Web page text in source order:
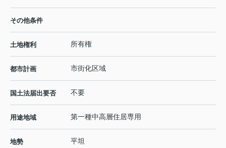
その他条件
土地権利 所有権
都市計画 市街化区域
国土法届出要否 不要
用途地域 第一種中高層住居専用
地勢 平坦